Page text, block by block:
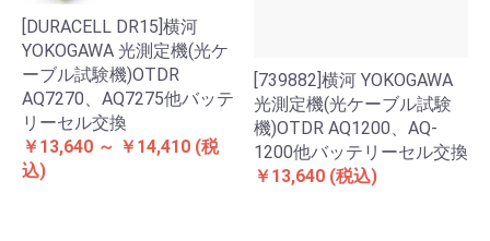
[DURACELL DR15]横河
YOKOGAWA 光測定機(光ケ
ーブル試験機)OTDR
AQ7270、AQ7275他バッテ
リーセル交換
￥13,640 ～ ￥14,410 (税
込)
[739882]横河 YOKOGAWA
光測定機(光ケーブル試験
機)OTDR AQ1200、AQ-
1200他バッテリーセル交換
￥13,640 (税込)